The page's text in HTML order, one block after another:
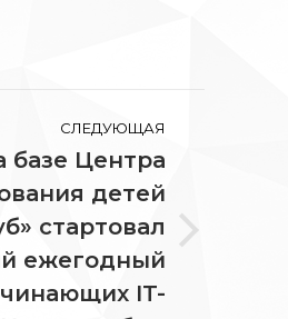
СЛЕДУЮЩАЯ
базе Центра
детей
стартовал
ежегодный
IT-